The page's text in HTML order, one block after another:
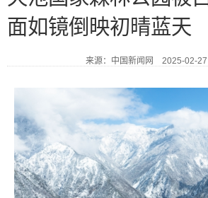
面如镜倒映初晴蓝天
来源：中国新闻网 2025-02-27